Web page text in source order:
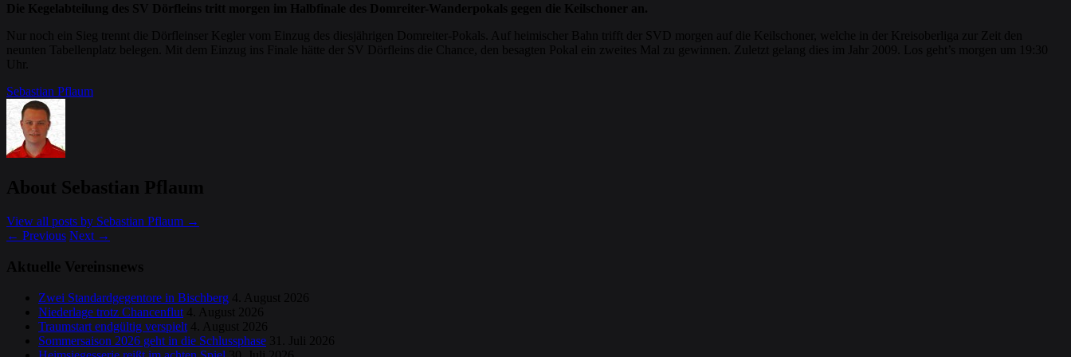
Die Kegelabteilung des SV Dörfleins tritt morgen im Halbfinale des Domreiter-Wanderpokals gegen die Keilschoner an.
Nur noch ein Sieg trennt die Dörfleinser Kegler vom Einzug des diesjährigen Domreiter-Pokals. Auf heimischer Bahn trifft der SVD morgen auf die Keilschoner, welche in der Kreisoberliga zur Zeit den
neunten Tabellenplatz belegen. Mit dem Einzug ins Finale hätte der SV Dörfleins die Chance, den besagten Pokal ein zweites Mal zu gewinnen. Zuletzt gelang dies im Jahr 2009. Los geht’s morgen um 19:30
Uhr.
Sebastian Pflaum
About Sebastian Pflaum
View all posts by Sebastian Pflaum →
← Previous Next →
Aktuelle Vereinsnews
Zwei Standardgegentore in Bischberg 4. August 2026
Niederlage trotz Chancenflut 4. August 2026
Traumstart endgültig verspielt 4. August 2026
Sommersaison 2026 geht in die Schlussphase 31. Juli 2026